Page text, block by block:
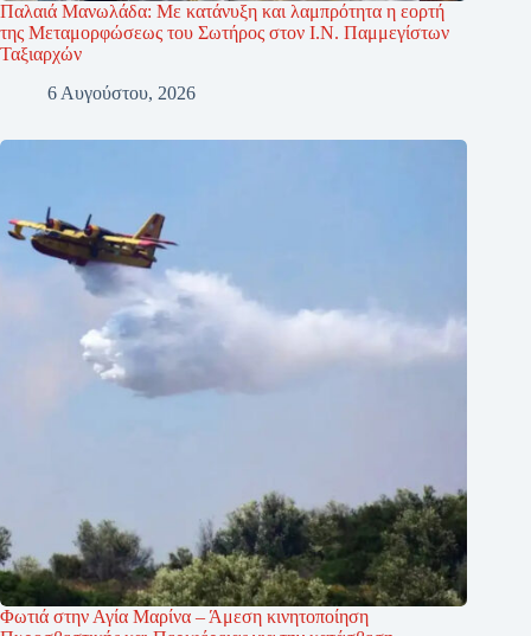
Παλαιά Μανωλάδα: Με κατάνυξη και λαμπρότητα η εορτή
της Μεταμορφώσεως του Σωτήρος στον Ι.Ν. Παμμεγίστων
Ταξιαρχών
6 Αυγούστου, 2026
Φωτιά στην Αγία Μαρίνα – Άμεση κινητοποίηση